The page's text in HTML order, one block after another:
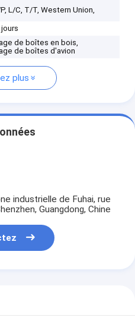
L/C, T/T, Western Union,
jours
de boîtes en bois,
de boîtes d'avion
plus
industrielle de Fuhai, rue
Guangdong, Chine